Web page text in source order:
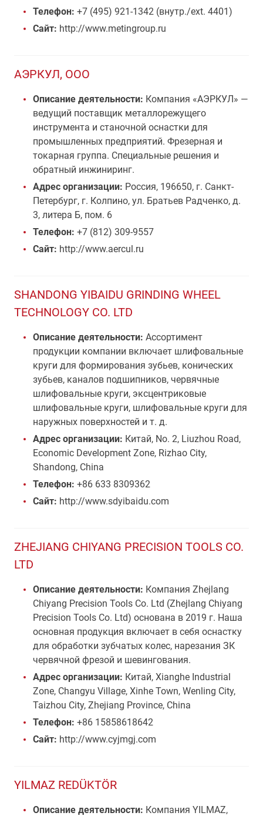
Телефон: +7 (495) 921-1342 (внутр./ext. 4401)
Сайт: http://www.metingroup.ru
АЭРКУЛ, ООО
Описание деятельности: Компания «АЭРКУЛ» —
ведущий поставщик металлорежущего
инструмента и станочной оснастки для
промышленных предприятий. Фрезерная и
токарная группа. Специальные решения и
обратный инжиниринг.
Адрес организации: Россия, 196650, г. Санкт-
Петербург, г. Колпино, ул. Братьев Радченко, д.
3, литера Б, пом. 6
Телефон: +7 (812) 309-9557
Сайт: http://www.aercul.ru
SHANDONG YIBAIDU GRINDING WHEEL
TECHNOLOGY CO. LTD
Описание деятельности: Ассортимент
продукции компании включает шлифовальные
круги для формирования зубьев, конических
зубьев, каналов подшипников, червячные
шлифовальные круги, эксцентриковые
шлифовальные круги, шлифовальные круги для
наружных поверхностей и т. д.
Адрес организации: Китай, No. 2, Liuzhou Road,
Economic Development Zone, Rizhao City,
Shandong, China
Телефон: +86 633 8309362
Сайт: http://www.sdyibaidu.com
ZHEJIANG CHIYANG PRECISION TOOLS CO.
LTD
Описание деятельности: Компания Zhejlang
Chiyang Precision Tools Co. Ltd (Zhejlang Chiyang
Precision Tools Co. Ltd) основана в 2019 г. Наша
основная продукция включает в себя оснастку
для обработки зубчатых колес, нарезания ЗК
червячной фрезой и шевингования.
Адрес организации: Китай, Xianghe Industrial
Zone, Changyu Village, Xinhe Town, Wenling City,
Taizhou City, Zhejiang Province, China
Телефон: +86 15858618642
Сайт: http://www.cyjmgj.com
YILMAZ REDÜKTÖR
Описание деятельности: Компания YILMAZ,